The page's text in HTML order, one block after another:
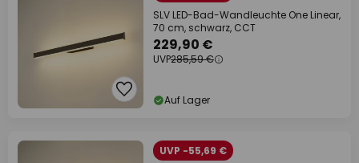
SLV LED-Bad-Wandleuchte One Linear,
70 cm, schwarz, CCT
229,90 €
UVP285,59 €
Auf Lager
UVP -55,69 €